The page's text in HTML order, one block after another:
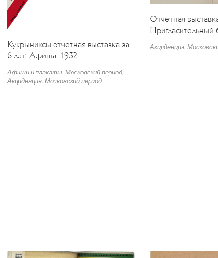
Кукрыниксы отчетная выставка за
6 лет. Афиша. 1932
Афиши и плакаты. Московский период,
Акциденция. Московский период
Отчетная
Пригласительный
Акциденция.